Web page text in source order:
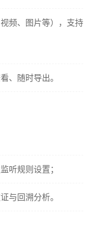
频、图片等），支持
、随时导出。
听规则设置；
与回溯分析。